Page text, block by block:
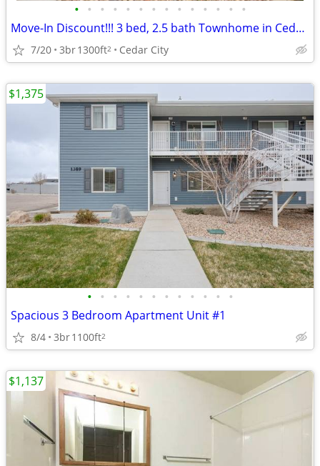
• • • • • • • • • • • • • •
Move-In Discount!!! 3 bed, 2.5 bath Townhome in Cedar Park (370 05)
7/20 3br1300ft2 Cedar City
• • • • • • • • • • • •
Spacious 3 Bedroom Apartment Unit #1
8/4 3br1100ft2
$1,375
$1,137